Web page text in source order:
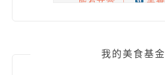
我的美食基金